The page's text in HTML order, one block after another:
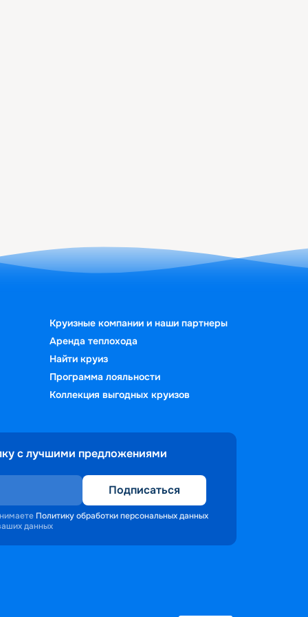
Круизные компании и наши партнеры
Аренда теплохода
Найти круиз
Программа лояльности
Коллекция выгодных круизов
с лучшими предложениями
Подписаться
Политику обработки персональных данных
данных